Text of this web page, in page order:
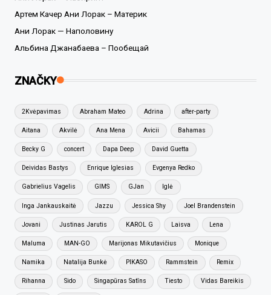
Артем Качер Ани Лорак – Материк
Ани Лорак — Наполовину
Альбина Джанабаева – Пообещай
ZNAČKY
2Kvėpavimas Abraham Mateo Adrina after-party
Aitana Akvilė Ana Mena Avicii Bahamas
Becky G concert Dapa Deep David Guetta
Deividas Bastys Enrique Iglesias Evgenya Redko
Gabrielius Vagelis GIMS GJan Iglė
Inga Jankauskaitė Jazzu Jessica Shy Joel Brandenstein
Jovani Justinas Jarutis KAROL G Laisva Lena
Maluma MAN-GO Marijonas Mikutavičius Monique
Namika Natalija Bunkė PIKASO Rammstein Remix
Rihanna Sido Singapūras Satīns Tiesto Vidas Bareikis